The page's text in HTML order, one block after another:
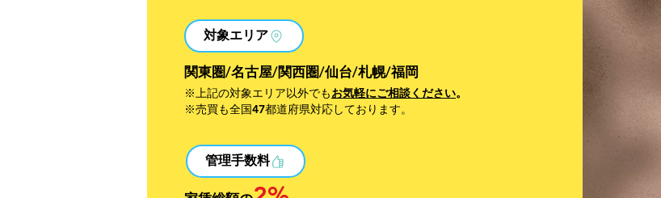
対象エリア
関東圏/名古屋/関西圏/仙台/札幌/福岡
※上記の対象エリア以外でもお気軽にご相談ください。
※売買も全国47都道府県対応しております。
管理手数料